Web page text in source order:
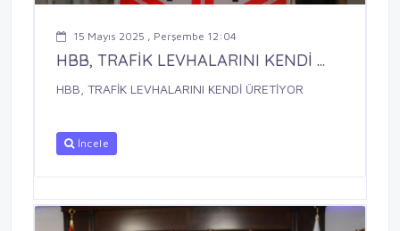
15 Mayıs 2025 , Perşembe 12:04
HBB, TRAFİK LEVHALARINI KENDİ ...
HBB, TRAFİK LEVHALARINI KENDİ ÜRETİYOR
İncele